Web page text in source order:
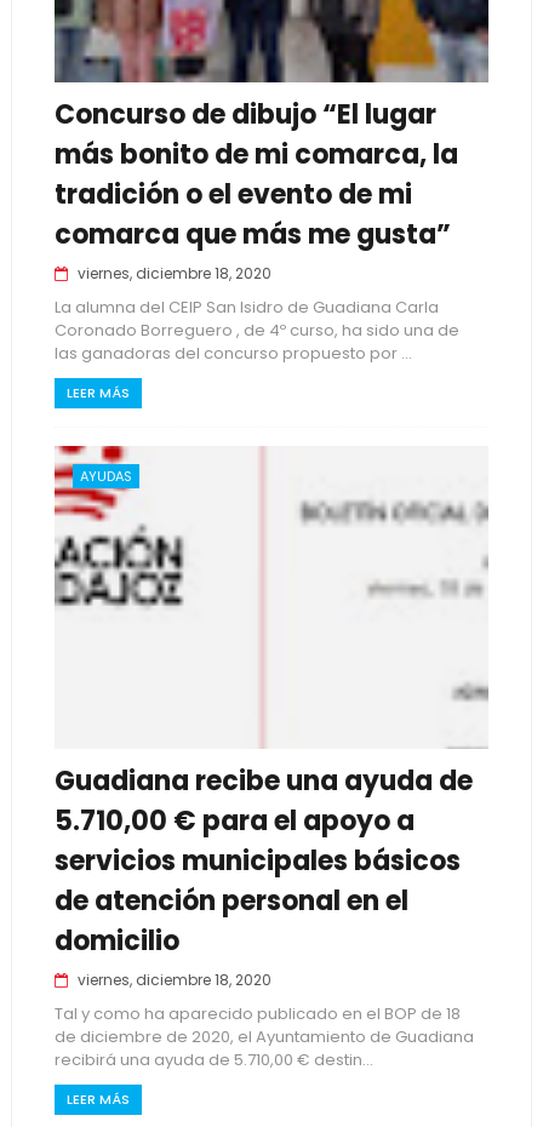
Concurso de dibujo “El lugar
más bonito de mi comarca, la
tradición o el evento de mi
comarca que más me gusta”
viernes, diciembre 18, 2020
La alumna del CEIP San Isidro de Guadiana Carla
Coronado Borreguero , de 4º curso, ha sido una de
las ganadoras del concurso propuesto por ...
LEER MÁS
AYUDAS
Guadiana recibe una ayuda de
5.710,00 € para el apoyo a
servicios municipales básicos
de atención personal en el
domicilio
viernes, diciembre 18, 2020
Tal y como ha aparecido publicado en el BOP de 18
de diciembre de 2020, el Ayuntamiento de Guadiana
recibirá una ayuda de 5.710,00 € destin...
LEER MÁS